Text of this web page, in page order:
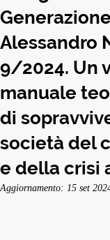
Alessandro
9/2024. Un
manuale
di
società del
e della crisi
Aggiornamento: 15 set